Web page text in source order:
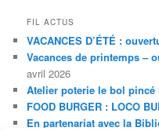
FIL ACTUS
VACANCES D’ÉTÉ :
Vacances de printemps –
avril 2026
Atelier poterie le bol pincé
FOOD BURGER : LOCO
En partenariat avec la